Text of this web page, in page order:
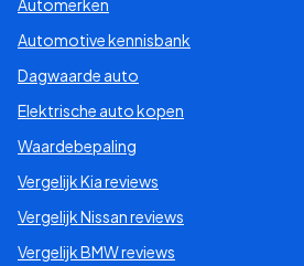
Automerken
Automotive kennisbank
Dagwaarde auto
Elektrische auto kopen
Waardebepaling
Vergelijk Kia reviews
Vergelijk Nissan reviews
Vergelijk BMW reviews